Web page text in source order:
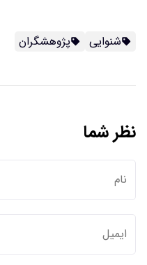
شنوایی پژوهشگران
نظر شما